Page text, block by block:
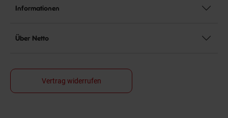
Informationen
Über Netto
Vertrag widerrufen